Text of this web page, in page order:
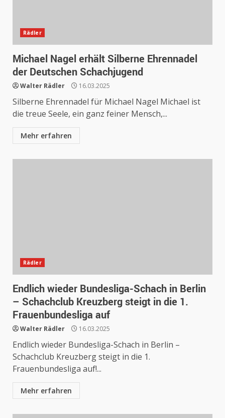
Rädler
Michael Nagel erhält Silberne Ehrennadel
der Deutschen Schachjugend
Walter Rädler 16.03.2025
Silberne Ehrennadel für Michael Nagel Michael ist
die treue Seele, ein ganz feiner Mensch,...
Mehr erfahren
Rädler
Endlich wieder Bundesliga-Schach in Berlin
– Schachclub Kreuzberg steigt in die 1.
Frauenbundesliga auf
Walter Rädler 16.03.2025
Endlich wieder Bundesliga-Schach in Berlin –
Schachclub Kreuzberg steigt in die 1.
Frauenbundesliga auf!...
Mehr erfahren